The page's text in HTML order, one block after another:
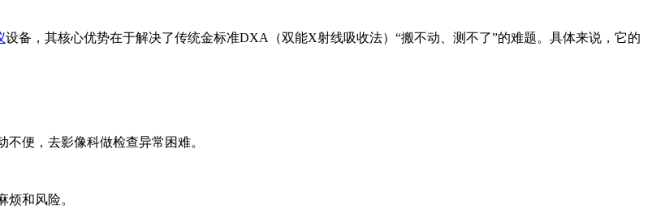
设备，其核心优势在于解决了传统金标准DXA（双能X射线吸收法）“搬不动、测不了”的难题。具体来说，它的
便，去影像科做检查异常困难。
和风险。